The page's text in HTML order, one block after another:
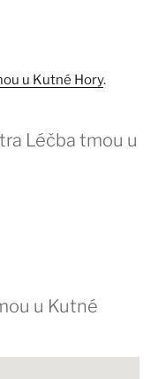
u Kutné Hory.
Léčba tmou u
u Kutné